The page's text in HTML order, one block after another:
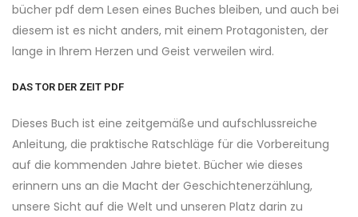
bücher pdf dem Lesen eines Buches bleiben, und auch bei
diesem ist es nicht anders, mit einem Protagonisten, der
lange in Ihrem Herzen und Geist verweilen wird.
DAS TOR DER ZEIT PDF
Dieses Buch ist eine zeitgemäße und aufschlussreiche
Anleitung, die praktische Ratschläge für die Vorbereitung
auf die kommenden Jahre bietet. Bücher wie dieses
erinnern uns an die Macht der Geschichtenerzählung,
unsere Sicht auf die Welt und unseren Platz darin zu